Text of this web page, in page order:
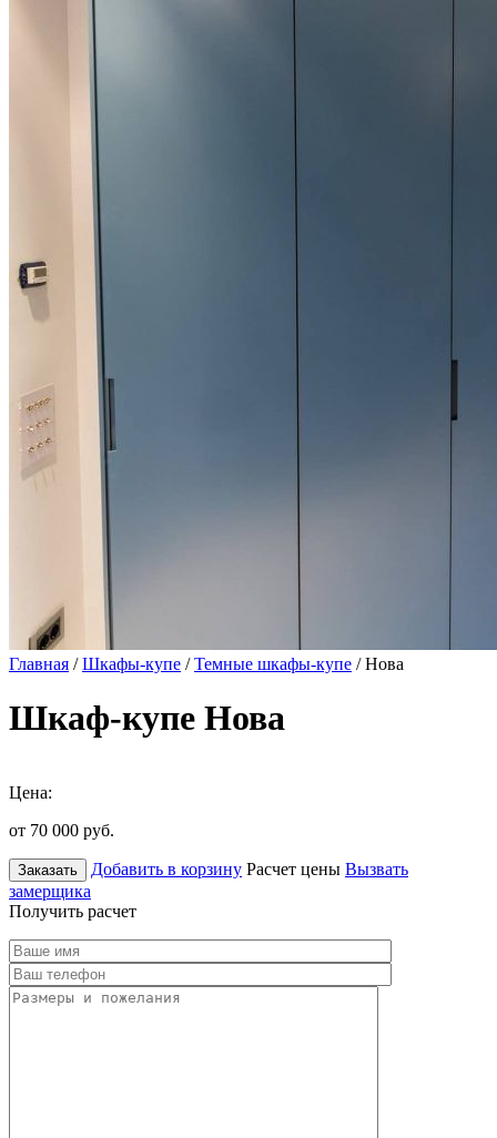
Главная /Шкафы-купе /Темные шкафы-купе / Нова
Шкаф-купе Нова
Цена:
от 70 000 руб.
Заказать Добавить в корзину Расчет цены Вызвать
замерщика
Получить расчет